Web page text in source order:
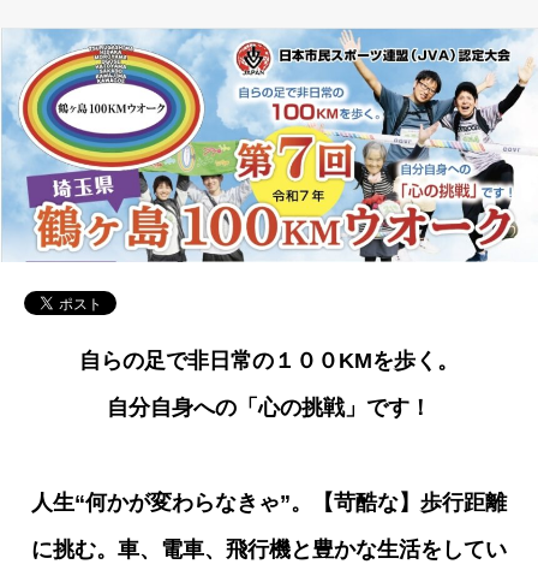
自らの足で非日常の１００KMを歩く。
自分自身への「心の挑戦」です！
人生“何かが変わらなきゃ”。【苛酷な】歩行距離
に挑む。車、電車、飛行機と豊かな生活をしてい